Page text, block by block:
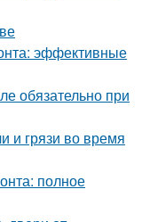
эффективные
обязательно при
и грязи во время
полное